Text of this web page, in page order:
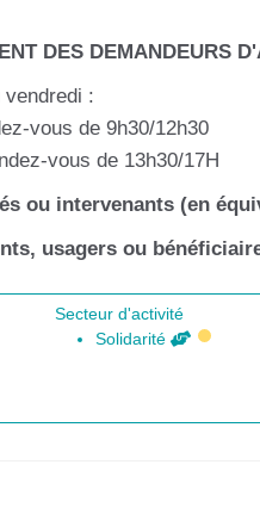
DES DEMANDEURS
:
vous de 9h30/12h30
vous de 13h30/17H
ou intervenants (en
usagers ou
Secteur d'activité
Solidarité